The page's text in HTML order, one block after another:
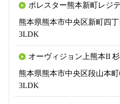
ポレスター熊本新町レジ
熊本県熊本市中央区新町四丁
3LDK
オーヴィジョン上熊本II
熊本県熊本市中央区段山本町
3LDK